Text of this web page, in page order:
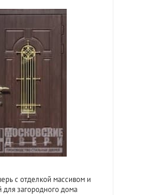
с отделкой массивом и
для загородного дома